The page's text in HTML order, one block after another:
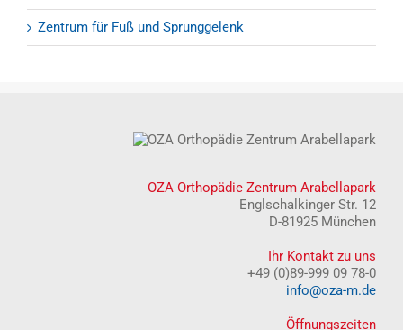
Zentrum für Fuß und Sprunggelenk
OZA Orthopädie Zentrum Arabellapark
Englschalkinger Str. 12
D-81925 München
Ihr Kontakt zu uns
+49 (0)89-999 09 78-0
info@oza-m.de
Öffnungszeiten